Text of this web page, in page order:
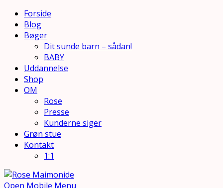
Forside
Blog
Bøger
Dit sunde barn – sådan!
BABY
Uddannelse
Shop
OM
Rose
Presse
Kunderne siger
Grøn stue
Kontakt
1:1
Open Mobile Menu